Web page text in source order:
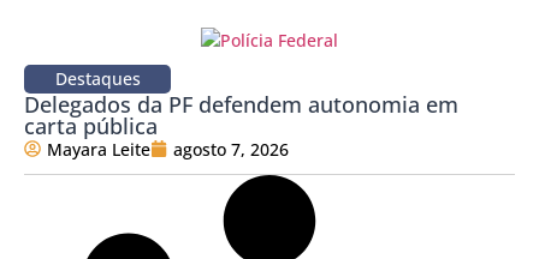
Destaques
Delegados da PF defendem autonomia em
carta pública
Mayara Leite agosto 7, 2026